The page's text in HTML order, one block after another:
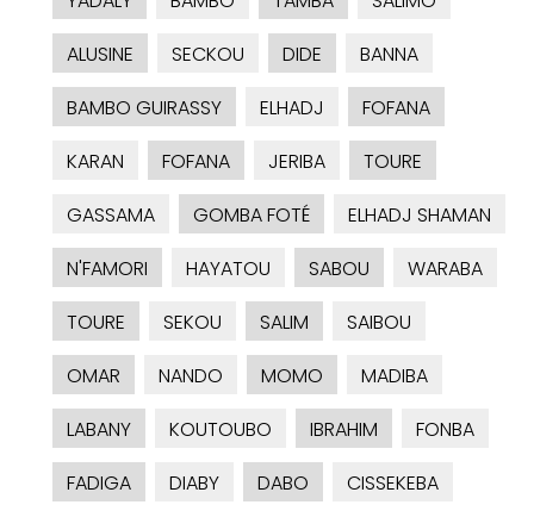
ALUSINE
SECKOU DIDE
BANNA
BAMBO GUIRASSY
ELHADJ
FOFANA
KARAN
FOFANA JERIBA
TOURE
GASSAMA
GOMBA FOTÉ
ELHADJ SHAMAN
N'FAMORI
HAYATOU SABOU
WARABA
TOURE
SEKOU SALIM
SAIBOU
OMAR
NANDO MOMO
MADIBA
LABANY
KOUTOUBO IBRAHIM
FONBA
FADIGA
DIABY DABO
CISSEKEBA